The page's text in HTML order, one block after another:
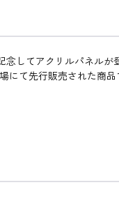
してアクリルパネル
にて先行販売された商品